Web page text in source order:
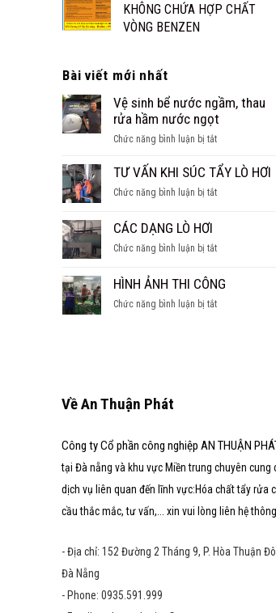
KHÔNG CHỨA HỢP CHẤT
VÒNG BENZEN
Bài viết mới nhất
Vệ sinh bể nước ngầm, thau
rửa hầm nước ngọt
Chức năng bình luận bị tắtở
sinh
nước
rửa
nước
ngọt
TƯ VẤN KHI SÚC TẨY LÒ HƠI
Chức năng bình luận bị tắtở
SÚC
LÒ
HƠI
CÁC DẠNG LÒ HƠI
Chức năng bình luận bị tắtở
DẠNG
HƠI
HÌNH ẢNH THI CÔNG
Chức năng bình luận bị tắtở
Về An Thuận Phát
Công ty Cổ phần công nghiệp AN THUẬN
tại Đà nẵng và khu vực Miền trung chuyên cung
dịch vụ liên quan đến lĩnh vực:Hóa chất tẩy rửa
cầu thắc mắc, tư vấn,... xin vui lòng liên hệ
- Địa chỉ: 152 Đường 2 Tháng 9, P. Hòa Thuận
Đà Nẵng
- Phone: 0935.591.999